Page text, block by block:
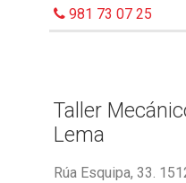
981 73 07 25
Taller
Lema
Rúa Esquipa, 33.